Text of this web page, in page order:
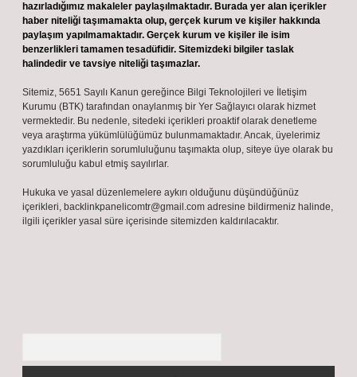
hazırladığımız makaleler paylaşılmaktadır. Burada yer alan içerikler
haber niteliği taşımamakta olup, gerçek kurum ve kişiler hakkında
paylaşım yapılmamaktadır. Gerçek kurum ve kişiler ile isim
benzerlikleri tamamen tesadüfidir. Sitemizdeki bilgiler taslak
halindedir ve tavsiye niteliği taşımazlar.
Sitemiz, 5651 Sayılı Kanun gereğince Bilgi Teknolojileri ve İletişim
Kurumu (BTK) tarafından onaylanmış bir Yer Sağlayıcı olarak hizmet
vermektedir. Bu nedenle, sitedeki içerikleri proaktif olarak denetleme
veya araştırma yükümlülüğümüz bulunmamaktadır. Ancak, üyelerimiz
yazdıkları içeriklerin sorumluluğunu taşımakta olup, siteye üye olarak bu
sorumluluğu kabul etmiş sayılırlar.
Hukuka ve yasal düzenlemelere aykırı olduğunu düşündüğünüz
içerikleri, backlinkpanelicomtr@gmail.com adresine bildirmeniz halinde,
ilgili içerikler yasal süre içerisinde sitemizden kaldırılacaktır.